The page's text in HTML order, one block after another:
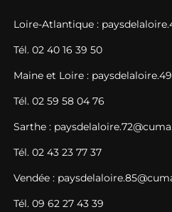
Loire-Atlantique :
Tél. 02 40 16 39 50
Maine et Loire :
Tél. 02 59 58 04 76
Sarthe :
Tél. 02 43 23 77 37
Vendée :
Tél. 09 62 27 43 39